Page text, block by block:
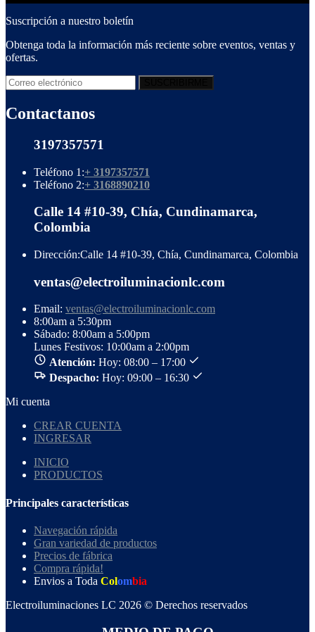
Suscripción a nuestro boletín
Obtenga toda la información más reciente sobre eventos, ventas y
ofertas.
Contactanos
3197357571
Teléfono 1:+ 3197357571
Teléfono 2:+ 3168890210
Calle 14 #10-39, Chía, Cundinamarca,
Colombia
Dirección:Calle 14 #10-39, Chía, Cundinamarca, Colombia
ventas@electroiluminacionlc.com
Email: ventas@electroiluminacionlc.com
8:00am a 5:30pm
Sábado: 8:00am a 5:00pm
Lunes Festivos: 10:00am a 2:00pm
Atención: Hoy: 08:00 – 17:00
Despacho: Hoy: 09:00 – 16:30
Mi cuenta
CREAR CUENTA
INGRESAR
INICIO
PRODUCTOS
Principales características
Navegación rápida
Gran variedad de productos
Precios de fábrica
Compra rápida!
Envios a Toda Colombia
Electroiluminaciones LC 2026 © Derechos reservados